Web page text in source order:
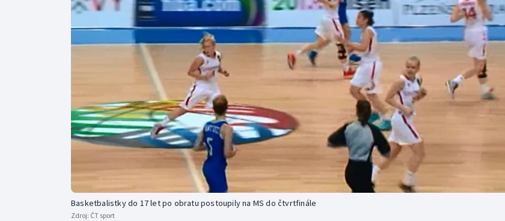
Curling
Dostihy
Florbal
Futsal
Golf
Gymnastika
Moderní pětiboj
Motorsport
Olympijské hry
Parasport
Plavání
Plážový volejbal
Triatlon
Veslování
Vodní slalom
Volejbal
Basketbalistky do 17 let po obratu postoupily na MS do čtvrtfinále
Zdroj: ČT sport